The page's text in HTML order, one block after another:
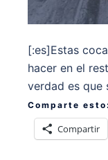
[:es]Estas
hacer en el
verdad es que
Comparte esto:
Compartir